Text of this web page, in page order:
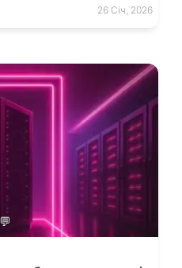
26 Січ, 2026
💬